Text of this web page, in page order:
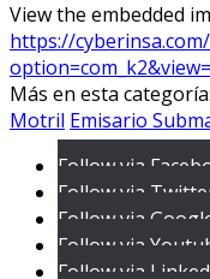
View the embedded
https://
Más en esta categoría:
Motril Emisario
Follow via
Follow via
Follow via
Follow via
Follow via